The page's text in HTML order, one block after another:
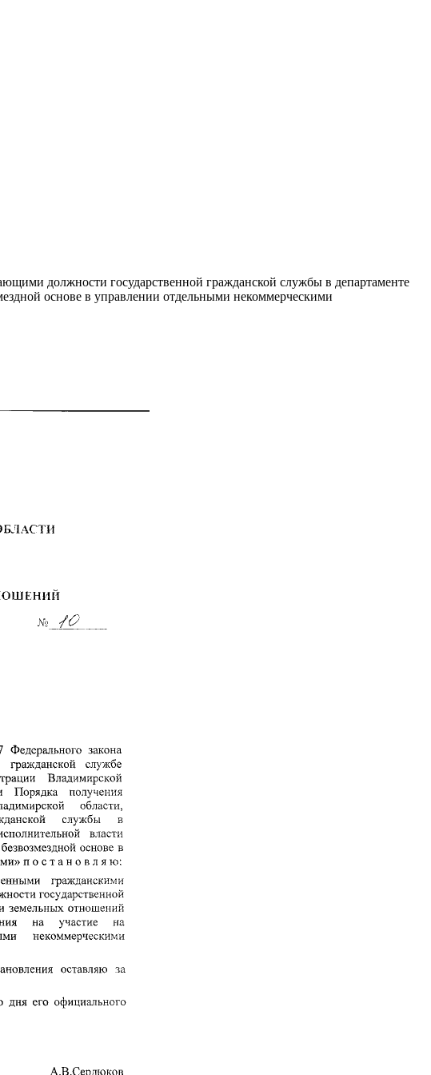
должности государственной гражданской службы в департаменте
основе в управлении отдельными некоммерческими